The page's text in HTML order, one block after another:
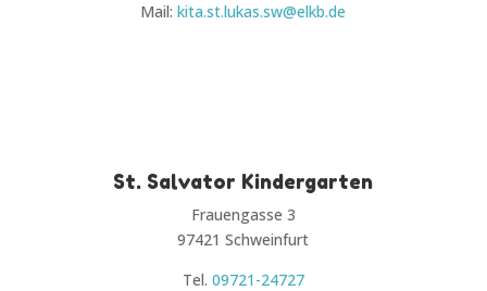
Mail:kita.st.lukas.sw@elkb.de
St. Salvator Kindergarten
Frauengasse 3
97421 Schweinfurt
Tel. 09721-24727